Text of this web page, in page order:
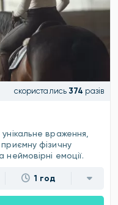
скористались 374 разів
враження,
фізичну
емоції.
1 год